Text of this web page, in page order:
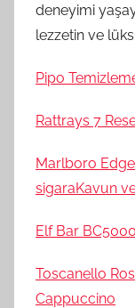
deneyimi
lezzetin ve
Pipo
Rattrays 7
Marlboro
sigaraKavun
Elf Bar
Toscanello
Cappuccino